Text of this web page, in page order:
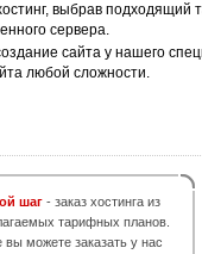
выбрав подходящий
сервера.
сайта у нашего
любой сложности.
шаг - заказ хостинга из
тарифных планов.
вы можете заказать у нас